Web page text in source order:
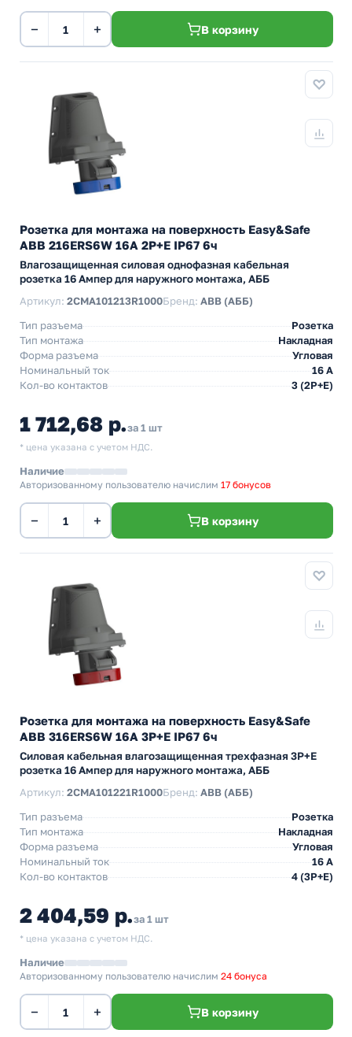
− + В корзину
Розетка для монтажа на поверхность Easy&Safe
ABB 216ERS6W 16A 2P+E IP67 6ч
Влагозащищенная силовая однофазная кабельная
розетка 16 Ампер для наружного монтажа, АББ
Артикул: 2CMA101213R1000Бренд: ABB (АББ)
Тип разъема
Розетка
Тип монтажа
Накладная
Форма разъема
Угловая
Номинальный ток
16 А
Кол-во контактов
3 (2P+E)
1 712,68 р.за 1 шт
* цена указана с учетом НДС.
Наличие
Авторизованному пользователю начислим 17 бонусов
− + В корзину
Розетка для монтажа на поверхность Easy&Safe
ABB 316ERS6W 16A 3P+E IP67 6ч
Силовая кабельная влагозащищенная трехфазная 3P+E
розетка 16 Ампер для наружного монтажа, АББ
Артикул: 2CMA101221R1000Бренд: ABB (АББ)
Тип разъема
Розетка
Тип монтажа
Накладная
Форма разъема
Угловая
Номинальный ток
16 А
Кол-во контактов
4 (3P+E)
2 404,59 р.за 1 шт
* цена указана с учетом НДС.
Наличие
Авторизованному пользователю начислим 24 бонуса
− + В корзину